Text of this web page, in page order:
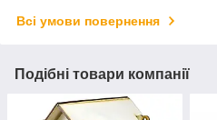
Всі умови повернення
Подібні товари компанії